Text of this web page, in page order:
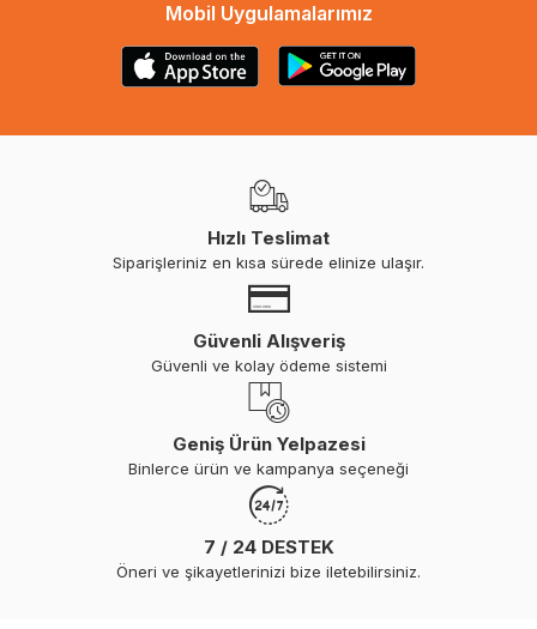
Mobil Uygulamalarımız
Hızlı Teslimat
Siparişleriniz en kısa sürede elinize ulaşır.
Güvenli Alışveriş
Güvenli ve kolay ödeme sistemi
Geniş Ürün Yelpazesi
Binlerce ürün ve kampanya seçeneği
7 / 24 DESTEK
Öneri ve şikayetlerinizi bize iletebilirsiniz.